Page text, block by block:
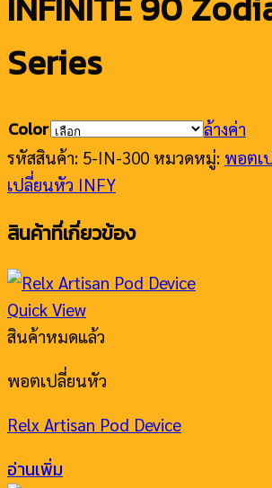
Series
Color
ล้างค่า
รหัสสินค้า: 5-IN-300 หมวดหมู่: พอตเ
เปลี่ยนหัว INFY
สินค้าที่เกี่ยวข้อง
Quick View
สินค้าหมดแล้ว
พอตเปลี่ยนหัว
Relx Artisan Pod Device
อ่านเพิ่ม